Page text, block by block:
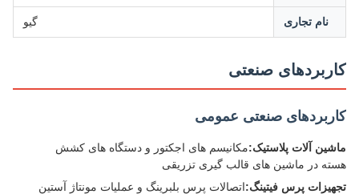
نام تجاری
صنعتی
صنعتی عمومی
آلات پلاستیک:مکانیسم های اجکتور و دستگاه های کشش
در ماشین های قالب گیری تزریقی
پرس فیتینگ:اتصالات پرس بلبرینگ و عملیات مونتاژ آستین